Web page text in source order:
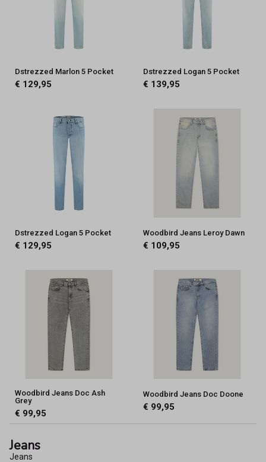
Dstrezzed Marlon 5 Pocket
€ 129,95
Dstrezzed Logan 5 Pocket
€ 139,95
Dstrezzed Logan 5 Pocket
€ 129,95
Woodbird Jeans Leroy Dawn
€ 109,95
Woodbird Jeans Doc Ash
Grey
€ 99,95
Woodbird Jeans Doc Doone
€ 99,95
Jeans
Jeans